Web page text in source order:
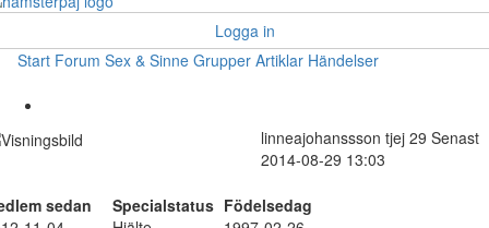
Logga in
Start Forum Sex & Sinne Grupper Artiklar Händelser
linneajohanssson tjej 29 Senast
2014-08-29 13:03
sedan Specialstatus Födelsedag